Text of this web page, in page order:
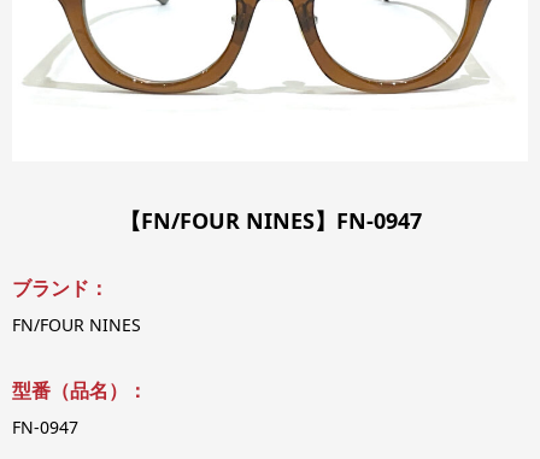
【FN/FOUR NINES】FN-0947
ブランド：
FN/FOUR NINES
型番（品名）：
FN-0947